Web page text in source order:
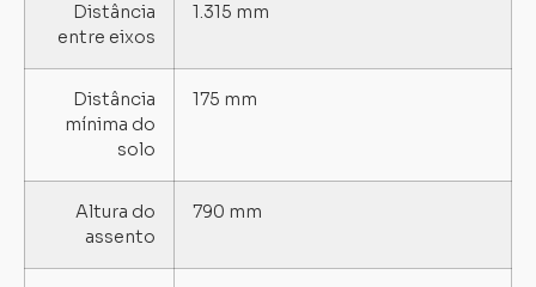
Distância
entre eixos
1.315 mm
Distância
mínima do
solo
175 mm
Altura do
assento
790 mm